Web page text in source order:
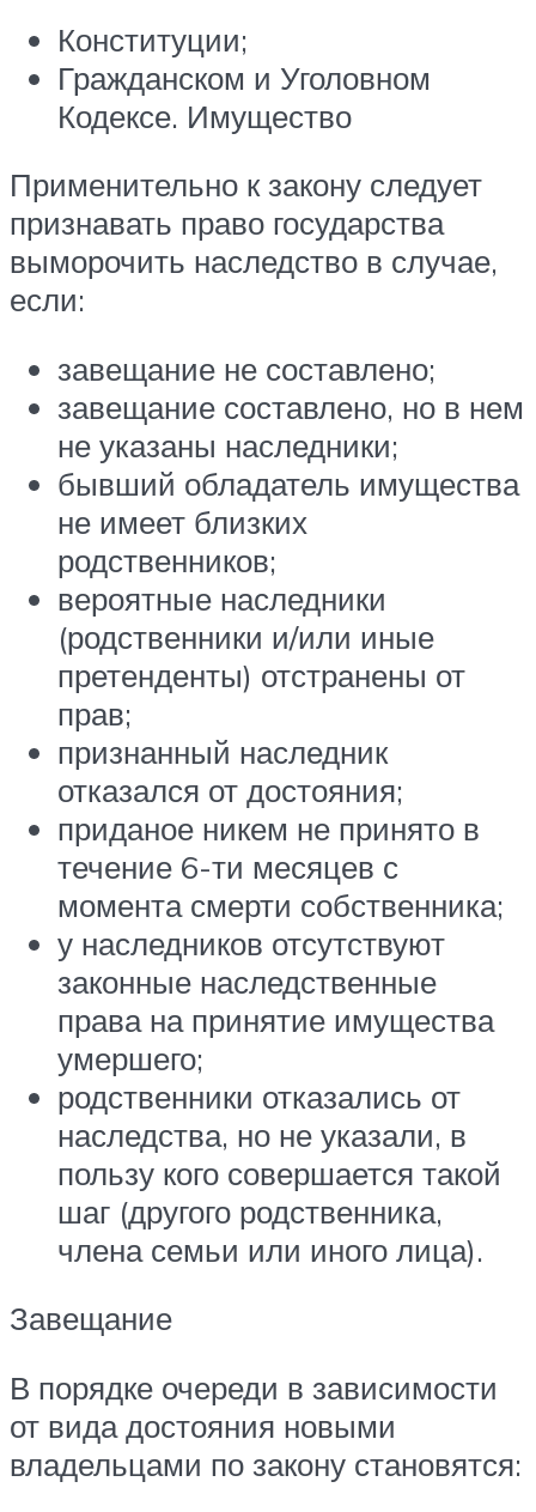
Конституции;
Гражданском и Уголовном
Кодексе. Имущество
Применительно к закону следует
признавать право государства
выморочить наследство в случае,
если:
завещание не составлено;
завещание составлено, но в нем
не указаны наследники;
бывший обладатель имущества
не имеет близких
родственников;
вероятные наследники
(родственники и/или иные
претенденты) отстранены от
прав;
признанный наследник
отказался от достояния;
приданое никем не принято в
течение 6-ти месяцев с
момента смерти собственника;
у наследников отсутствуют
законные наследственные
права на принятие имущества
умершего;
родственники отказались от
наследства, но не указали, в
пользу кого совершается такой
шаг (другого родственника,
члена семьи или иного лица).
Завещание
В порядке очереди в зависимости
от вида достояния новыми
владельцами по закону становятся: